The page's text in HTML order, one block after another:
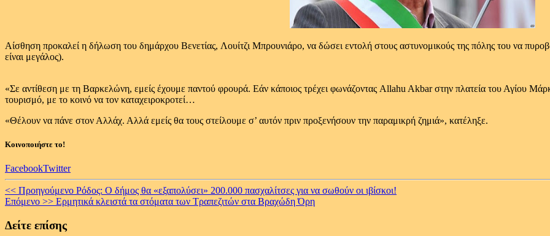
Αίσθηση προκαλεί η δήλωση του δημάρχου Βενετίας, Λουίτζι Μπρουνιάρο, να δώσει εντολή στους αστυνομικούς της πόλης του να
είναι μεγάλος).
«Σε αντίθεση με τη Βαρκελώνη, εμείς έχουμε παντού φρουρά. Εάν κάποιος τρέχει φωνάζοντας Allahu Akbar στην πλατεία του Αγίου
τουρισμό, με το κοινό να τον καταχειροκροτεί…
«Θέλουν να πάνε στον Αλλάχ. Αλλά εμείς θα τους στείλουμε σ’ αυτόν πριν προξενήσουν την παραμικρή ζημιά», κατέληξε.
Κοινοποιήστε το!
FacebookTwitter
Continue
Reading
<< Προηγούμενο Ρόδος: Ο δήμος θα «εξαπολύσει» 200.000 πασχαλίτσες για να σωθούν οι ιβίσκοι!
Επόμενο >> Ερμητικά κλειστά τα στόματα των Τραπεζιτών στα Βραχώδη Όρη
Δείτε επίσης